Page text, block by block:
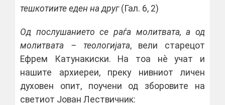
тешкотиите еден на друг(Гал. 6, 2)
Од послушанието се раѓа молитвата, а од
молитвата – теологијата, вели старецот
Ефрем Катунакиски. На тоа нѐ учат и
нашите архиереи, преку нивниот личен
духовен опит, поучени од зборовите на
светиот Јован Лествичник: